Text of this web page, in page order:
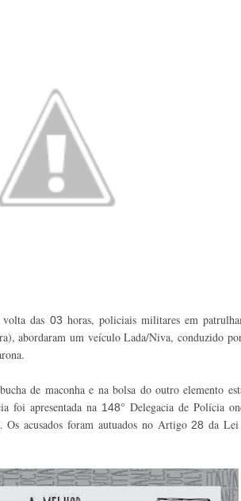
das 03 horas, policiais militares em
abordaram um veículo Lada/Niva, conduzido
bucha de maconha e na bolsa do outro elemento
foi apresentada na 148° Delegacia de Polícia
Os acusados foram autuados no Artigo28 da Lei